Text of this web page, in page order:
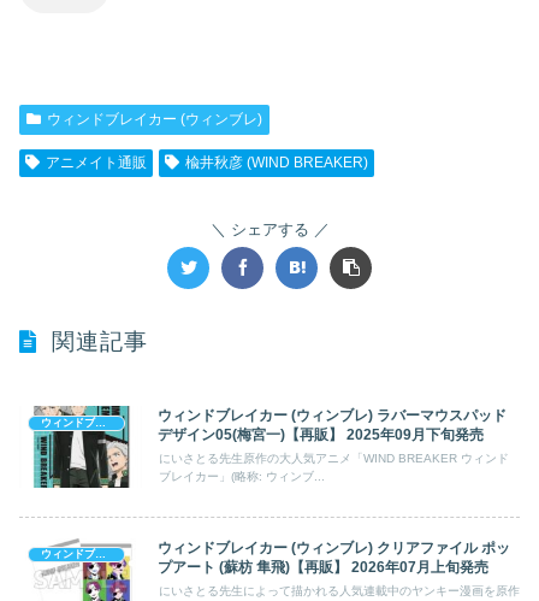
ウィンドブレイカー (ウィンブレ)
アニメイト通販 楡井秋彦 (WIND BREAKER)
シェアする
関連記事
ウィンドブレイカー (ウィンブレ)
ウィンドブレイカー (ウィンブレ) ラバーマウスパッド
デザイン05(梅宮一)【再販】 2025年09月下旬発売
にいさとる先生原作の大人気アニメ「WIND BREAKER ウィンド
ブレイカー」(略称: ウィンブ...
ウィンドブレイカー (ウィンブレ)
ウィンドブレイカー (ウィンブレ) クリアファイル ポッ
プアート (蘇枋 隼飛)【再販】 2026年07月上旬発売
にいさとる先生によって描かれる人気連載中のヤンキー漫画を原作